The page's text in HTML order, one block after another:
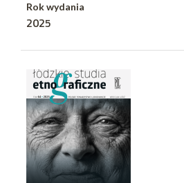
Rok wydania
2025